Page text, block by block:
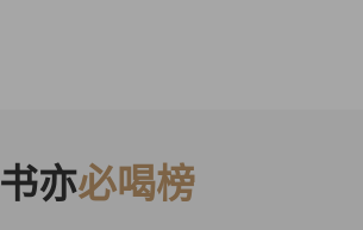
书亦必喝榜